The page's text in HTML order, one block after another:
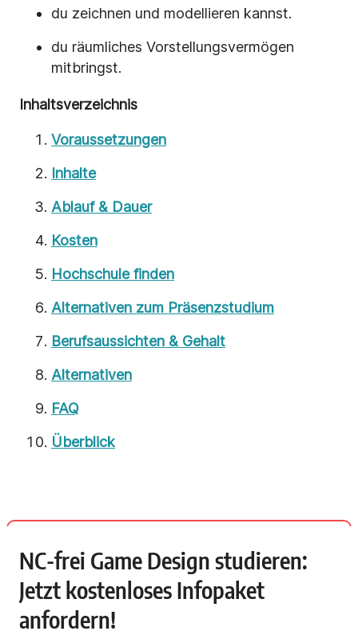
du zeichnen und modellieren kannst.
du räumliches Vorstellungsvermögen
mitbringst.
Inhaltsverzeichnis
Voraussetzungen
Inhalte
Ablauf & Dauer
Kosten
Hochschule finden
Alternativen zum Präsenzstudium
Berufsaussichten & Gehalt
Alternativen
FAQ
Überblick
NC-frei Game Design studieren:
Jetzt kostenloses Infopaket
anfordern!